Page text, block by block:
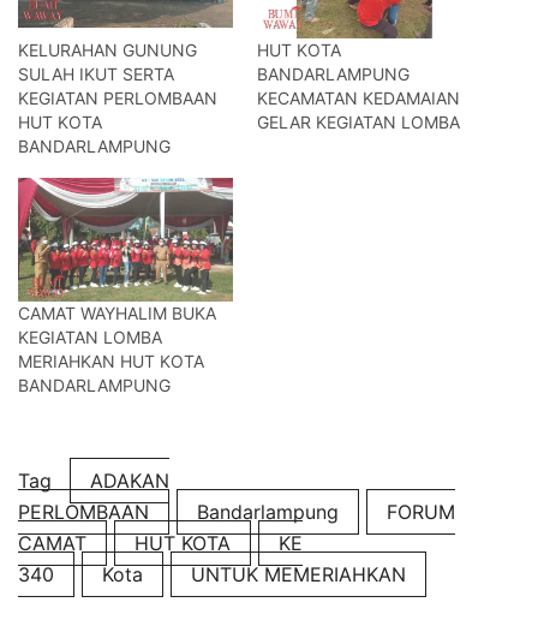
KELURAHAN GUNUNG
SULAH IKUT SERTA
KEGIATAN PERLOMBAAN
HUT KOTA
BANDARLAMPUNG
HUT KOTA
BANDARLAMPUNG
KECAMATAN KEDAMAIAN
GELAR KEGIATAN LOMBA
CAMAT WAYHALIM BUKA
KEGIATAN LOMBA
MERIAHKAN HUT KOTA
BANDARLAMPUNG
Tag
ADAKAN
PERLOMBAAN
Bandarlampung
FORUM
CAMAT
HUT KOTA
KE
340
Kota UNTUK MEMERIAHKAN